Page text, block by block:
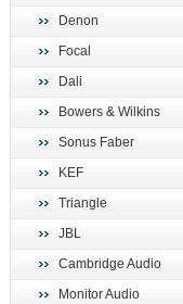
Denon
Focal
Dali
Bowers & Wilkins
Sonus Faber
KEF
Triangle
JBL
Cambridge Audio
Monitor Audio